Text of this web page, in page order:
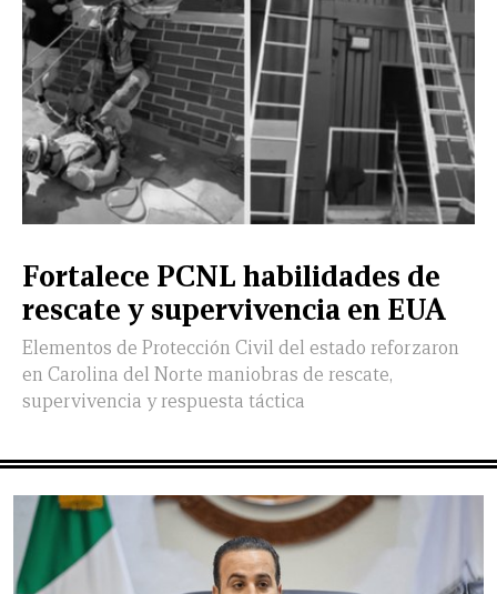
CERRAR
X
LEÓN
DE
VIDA
Fortalece PCNL habilidades de
rescate y supervivencia en EUA
Elementos de Protección Civil del estado reforzaron
en Carolina del Norte maniobras de rescate,
supervivencia y respuesta táctica